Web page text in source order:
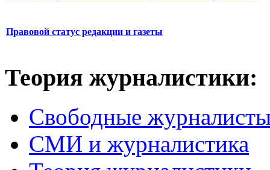
Правовой статус редакции и газеты
Теория журналистики:
Свободные
СМИ и журналистика